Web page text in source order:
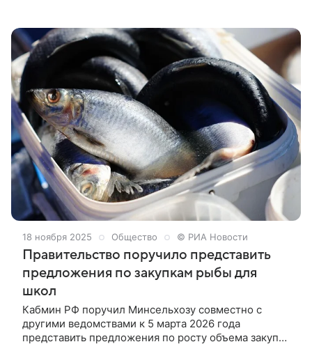
Минпросвещения, Минздраву, Росрезерву,
Роспотребнадзору и ряду других федеральных
ведомств поставлена задача к 5 марта 2026 года
представить в Правительство предложения по
увеличению объёмов закупок рыбной продукции
для государственных и муниципальных нужд, в том
числе для школьного питания и системы
здравоохранения.
18 ноября 2025 Общество © РИА Новости
Правительство поручило представить
предложения по закупкам рыбы для
школ
Кабмин РФ поручил Минсельхозу совместно с
другими ведомствами к 5 марта 2026 года
представить предложения по росту объема закупок